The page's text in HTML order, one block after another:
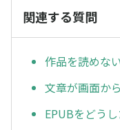
関連する質問
作品を読めな
文章が画面か
EPUBをどう